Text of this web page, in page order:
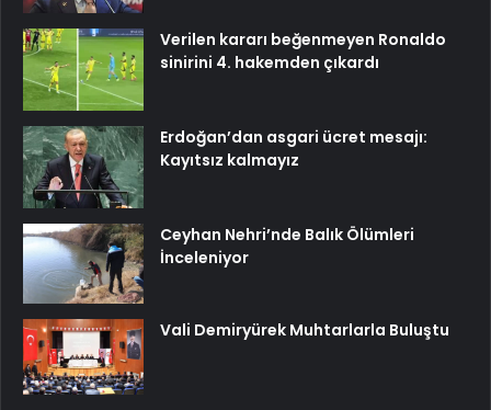
Verilen kararı beğenmeyen Ronaldo
sinirini 4. hakemden çıkardı
Erdoğan’dan asgari ücret mesajı:
Kayıtsız kalmayız
Ceyhan Nehri’nde Balık Ölümleri
İnceleniyor
Vali Demiryürek Muhtarlarla Buluştu